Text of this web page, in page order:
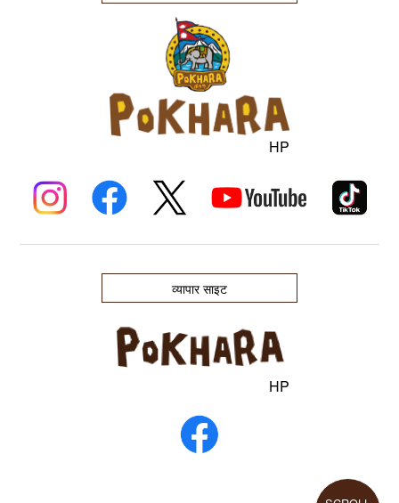
HP
व्यापार साइट
HP